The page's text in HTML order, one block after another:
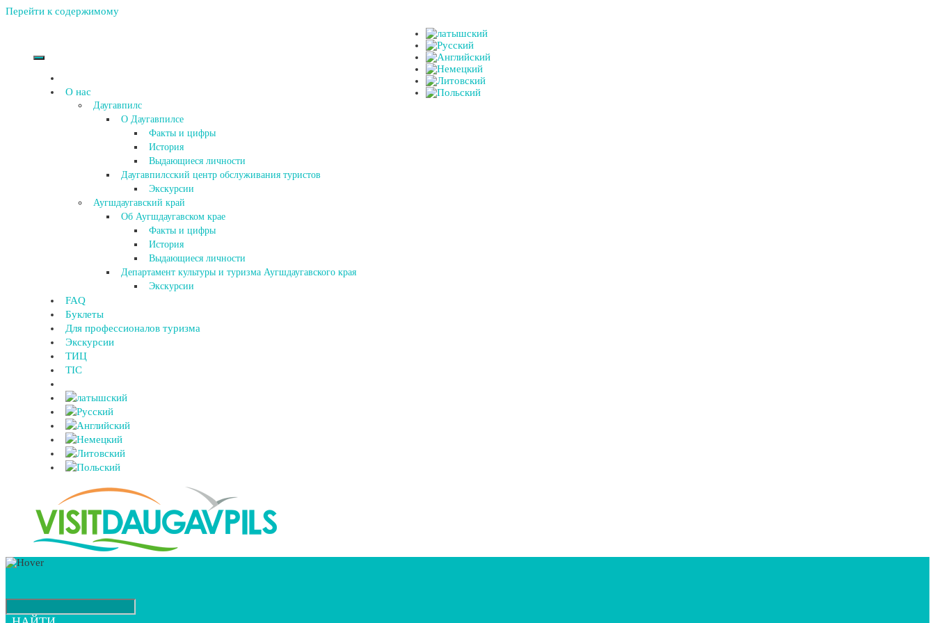
Перейти к содержимому
О нас
Даугавпилс
О Даугавпилсе
Факты и цифры
История
Выдающиеся личности
Даугавпилсский центр обслуживания туристов
Экскурсии
Аугшдаугавский край
Об Аугшдаугавском крае
Факты и цифры
История
Выдающиеся личности
Департамент культуры и туризма Аугшдаугавского края
Экскурсии
FAQ
Буклеты
Для профессионалов туризма
Экскурсии
ТИЦ
TIC